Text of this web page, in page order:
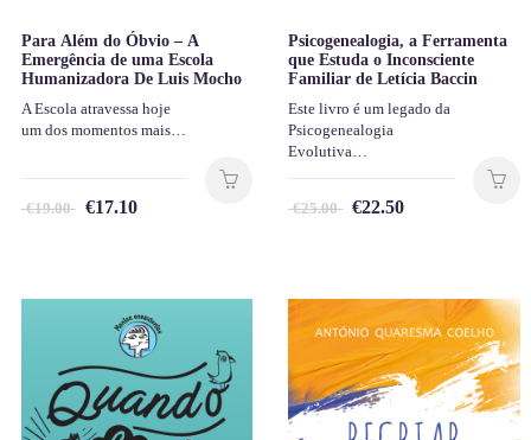
Para Além do Óbvio – A
Emergência de uma Escola
Humanizadora De Luis Mocho
A Escola atravessa hoje
um dos momentos mais…
€19.00 €17.10
Psicogenealogia, a Ferramenta
que Estuda o Inconsciente
Familiar de Letícia Baccin
Este livro é um legado da
Psicogenealogia
Evolutiva…
€25.00 €22.50